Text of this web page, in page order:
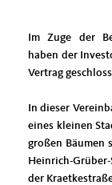
Im Zuge der
haben der
Vertrag
In dieser
eines kleinen
großen Bäumen
Heinrich-
der